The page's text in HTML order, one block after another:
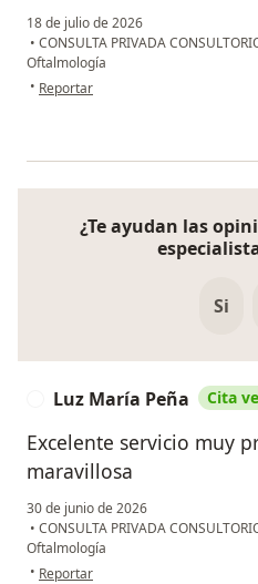
18 de julio de 2026
• CONSULTA PRIVADA
Oftalmología
• en opinión del usuario María del
Reportar
¿Te ayudan las
Si
Luz María Peña Cita
Excelente servicio muy
maravillosa
30 de junio de 2026
• CONSULTA PRIVADA
Oftalmología
• en opinión del usuario Luz María
Reportar